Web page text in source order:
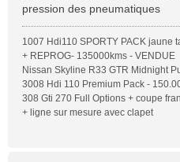
a
g
e
pression des pneumatiques
1007 Hdi110 SPORTY PACK jaune
+ REPROG- 135000kms - VENDUE
Nissan Skyline R33 GTR Midnight
3008 Hdi 110 Premium Pack -
308 Gti 270 Full Options + coupe
+ ligne sur mesure avec clapet